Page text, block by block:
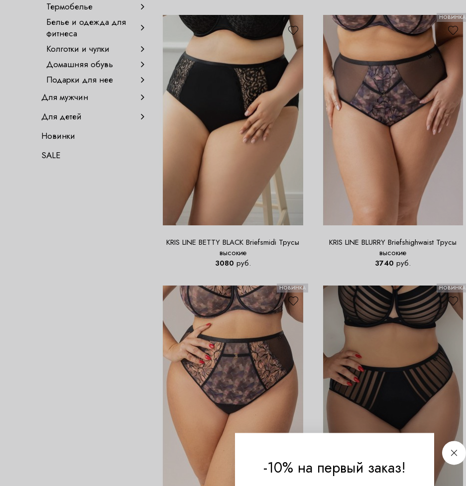
Термобелье
Белье и одежда для
фитнеса
Колготки и чулки
Домашняя обувь
Подарки для нее
Для мужчин
Для детей
Новинки
SALE
KRIS LINE BETTY BLACK Briefsmidi Трусы
высокие
3080 руб.
НОВИНКА
KRIS LINE BLURRY Briefshighwaist Трусы
высокие
3740 руб.
НОВИНКА НОВИНКА
-10% на первый заказ!